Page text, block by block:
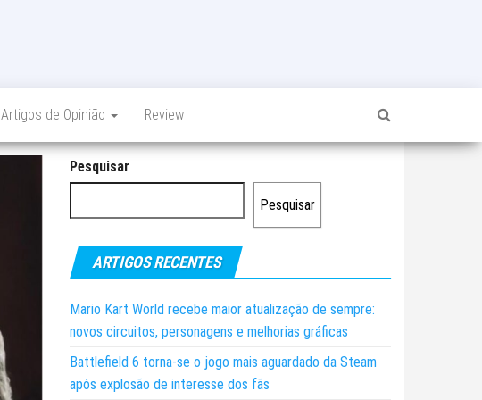
Artigos de Opinião Review
Pesquisar
Pesquisar
ARTIGOS RECENTES
Mario Kart World recebe maior atualização de sempre:
novos circuitos, personagens e melhorias gráficas
Battlefield 6 torna-se o jogo mais aguardado da Steam
após explosão de interesse dos fãs